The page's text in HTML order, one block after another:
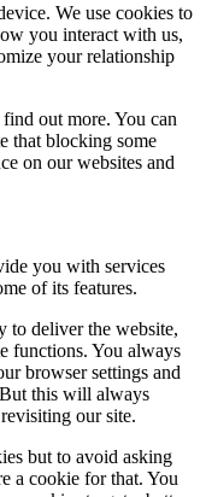
We use cookies to
you interact with us,
your relationship
out more. You can
that blocking some
on our websites and
you with services
of its features.
to deliver the website,
functions. You always
browser settings and
this will always
our site.
but to avoid asking
a cookie for that. You